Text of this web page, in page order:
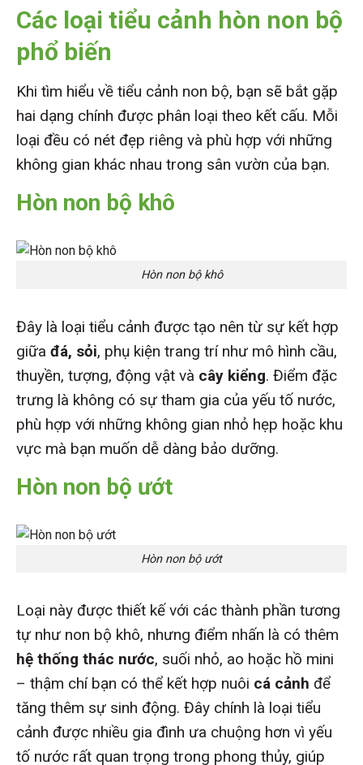
Các loại tiểu cảnh hòn non bộ
phổ biến
Khi tìm hiểu về tiểu cảnh non bộ, bạn sẽ bắt gặp
hai dạng chính được phân loại theo kết cấu. Mỗi
loại đều có nét đẹp riêng và phù hợp với những
không gian khác nhau trong sân vườn của bạn.
Hòn non bộ khô
Hòn non bộ khô
Đây là loại tiểu cảnh được tạo nên từ sự kết hợp
giữa đá, sỏi, phụ kiện trang trí như mô hình cầu,
thuyền, tượng, động vật và cây kiểng. Điểm đặc
trưng là không có sự tham gia của yếu tố nước,
phù hợp với những không gian nhỏ hẹp hoặc khu
vực mà bạn muốn dễ dàng bảo dưỡng.
Hòn non bộ ướt
Hòn non bộ ướt
Loại này được thiết kế với các thành phần tương
tự như non bộ khô, nhưng điểm nhấn là có thêm
hệ thống thác nước, suối nhỏ, ao hoặc hồ mini
– thậm chí bạn có thể kết hợp nuôi cá cảnh để
tăng thêm sự sinh động. Đây chính là loại tiểu
cảnh được nhiều gia đình ưa chuộng hơn vì yếu
tố nước rất quan trọng trong phong thủy, giúp